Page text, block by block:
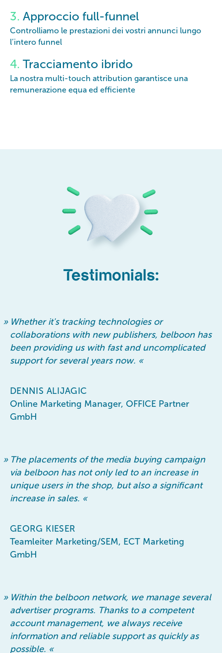
3. Approccio full-funnel
Controlliamo le prestazioni dei vostri annunci lungo
l’intero funnel
4. Tracciamento ibrido
La nostra multi-touch attribution garantisce una
remunerazione equa ed efficiente
Testimonials:
» Whether it's tracking technologies or
collaborations with new publishers, belboon has
been providing us with fast and uncomplicated
support for several years now. «
DENNIS ALIJAGIC
Online Marketing Manager, OFFICE Partner
GmbH
» The placements of the media buying campaign
via belboon has not only led to an increase in
unique users in the shop, but also a significant
increase in sales. «
GEORG KIESER
Teamleiter Marketing/SEM, ECT Marketing
GmbH
» Within the belboon network, we manage several
advertiser programs. Thanks to a competent
account management, we always receive
information and reliable support as quickly as
possible. «